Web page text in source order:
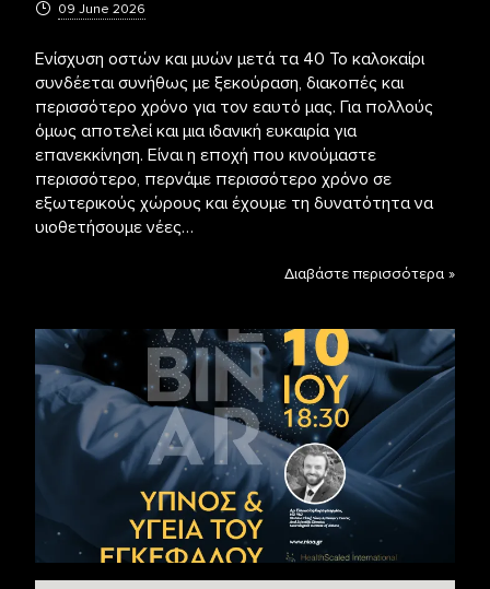
09 June 2026
Ενίσχυση οστών και μυών μετά τα 40 Το καλοκαίρι
συνδέεται συνήθως με ξεκούραση, διακοπές και
περισσότερο χρόνο για τον εαυτό μας. Για πολλούς
όμως αποτελεί και μια ιδανική ευκαιρία για
επανεκκίνηση. Είναι η εποχή που κινούμαστε
περισσότερο, περνάμε περισσότερο χρόνο σε
εξωτερικούς χώρους και έχουμε τη δυνατότητα να
υιοθετήσουμε νέες…
Διαβάστε περισσότερα »